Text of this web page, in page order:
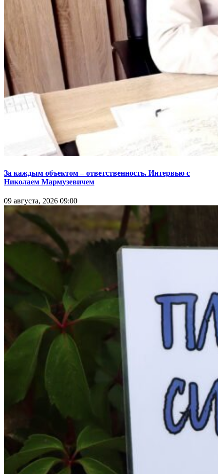
За каждым объектом – ответственность. Интервью с
Николаем Мармузевичем
09 августа, 2026 09:00